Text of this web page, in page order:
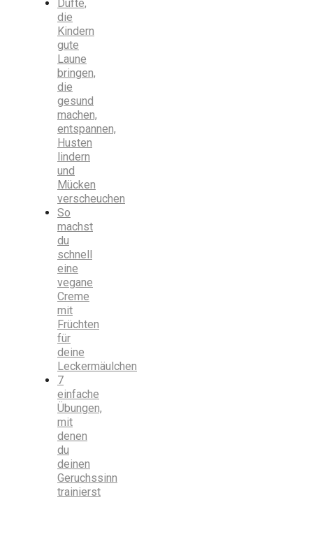
Düfte,
die
Kindern
gute
Laune
bringen,
die
gesund
machen,
entspannen,
Husten
lindern
und
Mücken
verscheuchen
So
machst
du
schnell
eine
vegane
Creme
mit
Früchten
für
deine
Leckermäulchen
7
einfache
Übungen,
mit
denen
du
deinen
Geruchssinn
trainierst